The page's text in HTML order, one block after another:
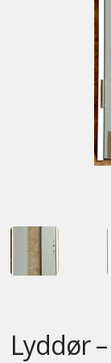
Lyddør